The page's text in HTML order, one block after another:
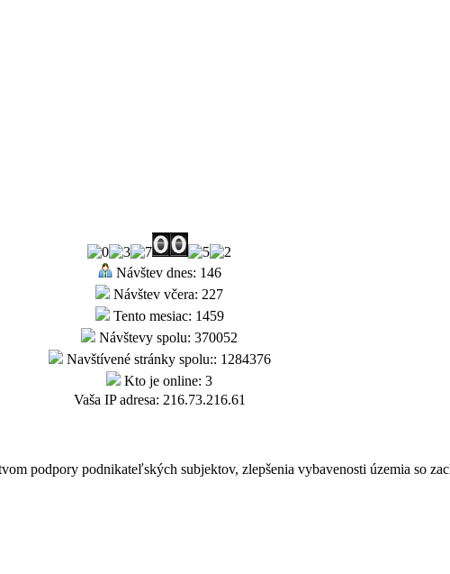
Návštev dnes: 146
Návštev včera: 227
Tento mesiac: 1459
Návštevy spolu: 370052
Navštívené stránky spolu:: 1284376
Kto je online: 3
Vaša IP adresa: 216.73.216.61
podpory podnikateľských subjektov, zlepšenia vybavenosti územia so